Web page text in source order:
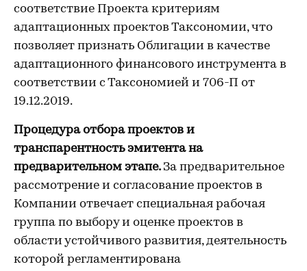
соответствие Проекта критериям
адаптационных проектов Таксономии, что
позволяет признать Облигации в качестве
адаптационного финансового инструмента в
соответствии с Таксономией и 706-П от
19.12.2019.
Процедура отбора проектов и
транспарентность эмитента на
предварительном этапе. За предварительное
рассмотрение и согласование проектов в
Компании отвечает специальная рабочая
группа по выбору и оценке проектов в
области устойчивого развития, деятельность
которой регламентирована